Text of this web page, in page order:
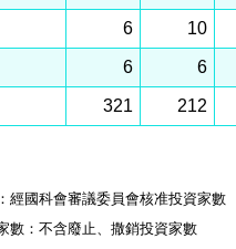
6 10
6 6
321 212
經國科會審議委員會核准投資家數
數：不含廢止、撒銷投資家數